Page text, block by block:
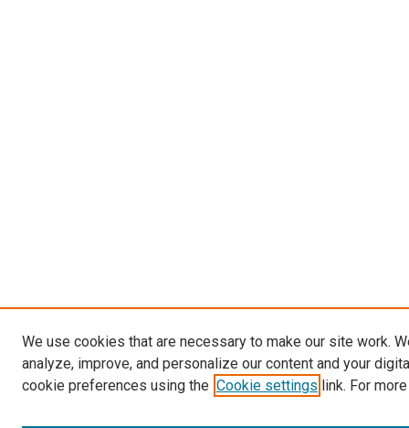
We use cookies that are necessary to make our site work.
analyze, improve, and personalize our content and your
cookie preferences using the Cookie settings link. For